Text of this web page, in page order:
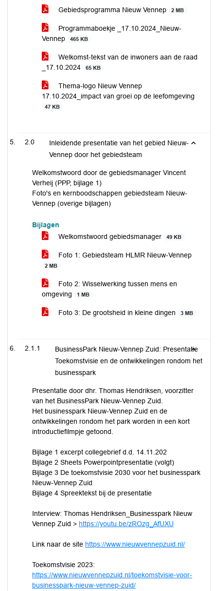
Gebiedsprogramma Nieuw Vennep 2 MB
Programmaboekje _17.10.2024_Nieuw-
Vennep
465 KB
Welkomst-tekst van de inwoners aan de raad
_17.10.2024
65 KB
Thema-logo Nieuw Vennep
17.10.2024_impact van groei op de leefomgeving
47 KB
2.0
Inleidende presentatie van het gebied Nieuw-
Vennep door het gebiedsteam
Welkomstwoord door de gebiedsmanager Vincent
Verheij (PPP, bijlage 1)
Foto's en kernboodschappen gebiedsteam Nieuw-
Vennep (overige bijlagen)
Bijlagen
Welkomstwoord gebiedsmanager
49 KB
Foto 1: Gebiedsteam HLMR Nieuw-Vennep
2 MB
Foto 2: Wisselwerking tussen mens en
omgeving
1 MB
Foto 3: De grootsheid in kleine dingen 3 MB
2.1.1
BusinessPark Nieuw-Vennep Zuid: Presentatie
Toekomstvisie en de ontwikkelingen rondom het
businesspark
Presentatie door dhr. Thomas Hendriksen, voorzitter
van het BusinessPark Nieuw-Vennep Zuid.
Het businesspark Nieuw-Vennep Zuid en de
ontwikkelingen rondom het park worden in een kort
introductiefilmpje getoond.
Bijlage 1 excerpt collegebrief d.d. 14.11.202
Bijlage 2 Sheets Powerpointpresentatie (volgt)
Bijlage 3 De toekomstvisie 2030 voor het businesspark
Nieuw-Vennep Zuid
Bijlage 4 Spreektekst bij de presentatie
Interview: Thomas Hendriksen_Businesspark Nieuw
Vennep Zuid > https://youtu.be/zROzg_AfUXU
Link naar de site https://www.nieuwvennepzuid.nl/
Toekomstvisie 2023:
https://www.nieuwvennepzuid.nl/toekomstvisie-voor-
businesspark-nieuw-vennep-zuid/